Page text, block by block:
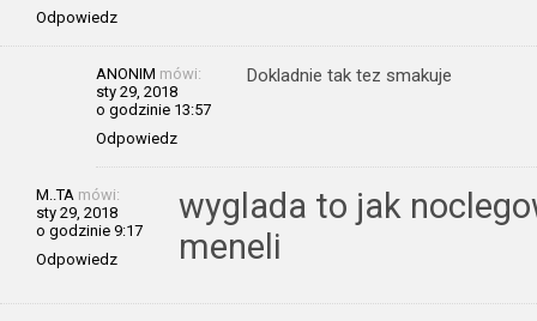
Odpowiedz
ANONIM mówi:
sty 29, 2018
o godzinie 13:57
Odpowiedz
Dokladnie tak tez smakuje
M..TA mówi:
sty 29, 2018
o godzinie 9:17
Odpowiedz
wyglada to jak
meneli